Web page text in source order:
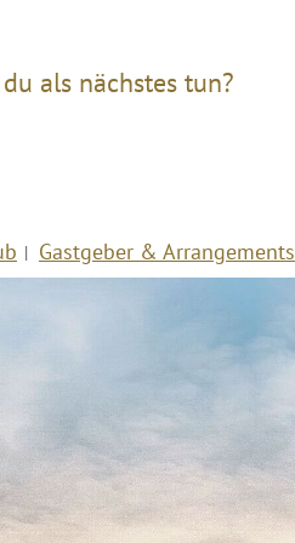
als nächstes tun?
Gastgeber & Arrangements